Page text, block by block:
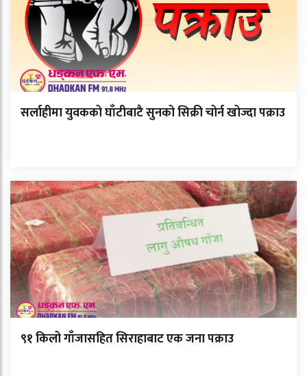
सर्लाहीमा युवकको घाँटीबाटै सुनको सिक्री चोर्न खोज्दा पक्राउ
९१ किलो गाँजासहित सिराहाबाट एक जना पक्राउ